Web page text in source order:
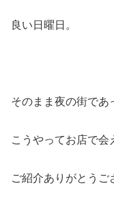
良い日曜日。
そのまま夜の街であ
こうやってお店で会
ご紹介ありがとうご